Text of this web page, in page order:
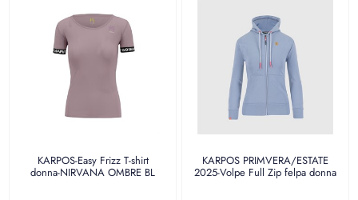
KARPOS-Easy Frizz T-shirt
donna-NIRVANA OMBRE BL
KARPOS PRIMVERA/ESTATE
2025-Volpe Full Zip felpa donna